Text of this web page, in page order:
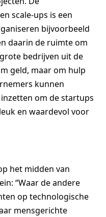
scale-ups is een
bijvoorbeeld
daarin de ruimte om
bedrijven uit de
geld, maar om hulp
kunnen
om de startups
en waardevol voor
het midden van
“Waar de andere
op technologische
mensgerichte